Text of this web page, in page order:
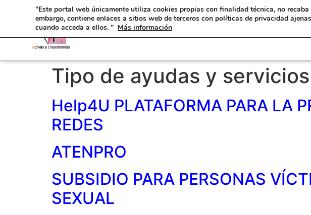
eAyudas
Tipo de ayudas y
Help4U PLATAFORMA PARA LA
REDES
ATENPRO
SUBSIDIO PARA PERSONAS
SEXUAL
"Este portal web únicamente utiliza cookies propias con finalidad técnica, no
embargo, contiene enlaces a sitios web de terceros con políticas de privacidad
cuando acceda a ellos. " Más información